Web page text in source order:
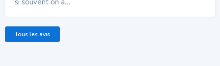
si souvent on a…
Tous les avis